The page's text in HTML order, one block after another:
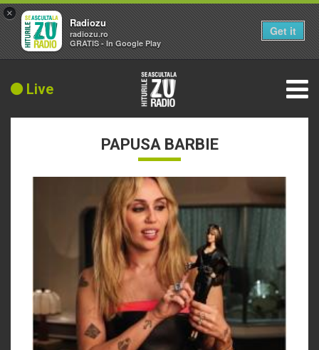
Live
PAPUSA BARBIE
×
Radiozu
radiozu.ro
GRATIS - In Google Play
Get it